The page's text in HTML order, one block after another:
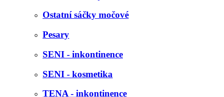
Ostatní sáčky močové
Pesary
SENI - inkontinence
SENI - kosmetika
TENA - inkontinence